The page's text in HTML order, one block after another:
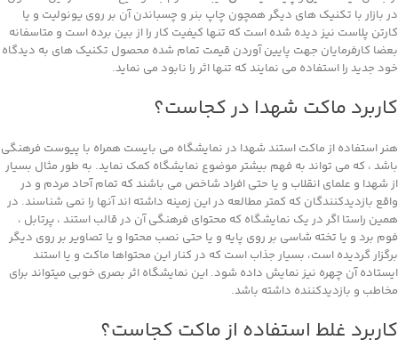
در بازار با تکنیک های دیگر همچون چاپ بنر و چسباندن آن بر روی یونولیت و یا
کارتن پلاست نیز دیده شده است که تنها کیفیت کار را از بین برده است و متاسفانه
بعضا کارفرمایان جهت پایین آوردن قیمت تمام شده محصول تکنیک های به دیدگاه
خود جدید را استفاده می نمایند که تنها اثر را نابود می نماید.
کاربرد ماکت شهدا در کجاست؟
هنر استفاده از ماکت استند شهدا در نمایشگاه می بایست همراه با پیوست فرهنگی
باشد ، که می تواند به فهم بیشتر موضوع نمایشگاه کمک نماید. به طور مثال بسیار
از شهدا و علمای انقلاب و یا حتی افراد شاخص می باشند که تمام آحاد مردم و در
واقع بازدیدکنندگان که کمتر مطالعه در این زمینه داشته اند آنها را نمی شناسند. در
همین راستا اگر در یک نمایشگاه که محتوای فرهنگی آن در قالب استند ، پرتابل ،
فوم برد و یا تخته شاسی بر روی پایه و یا حتی نصب محتوا و یا تصاویر بر روی دیگر
برگزار گردیده است، بسیار جذاب است که در کنار این محتواها ماکت و یا استند
ایستاده آن چهره نیز نمایش داده شود. این نمایشگاه اثر بصری خوبی میتواند برای
مخاطب و بازدیدکننده داشته باشد.
کاربرد غلط استفاده از ماکت کجاست؟